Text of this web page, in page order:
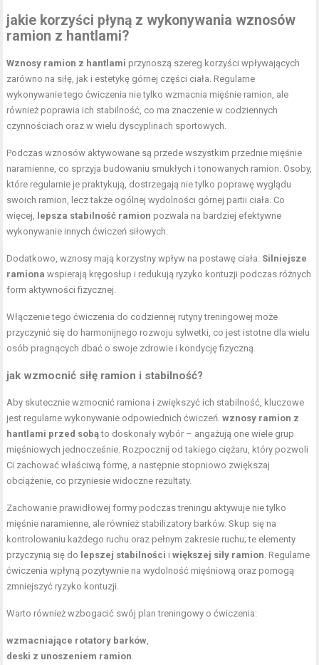
jakie korzyści płyną z wykonywania wznosów
ramion z hantlami?
Wznosy ramion z hantlami przynoszą szereg korzyści wpływających
zarówno na siłę, jak i estetykę górnej części ciała. Regularne
wykonywanie tego ćwiczenia nie tylko wzmacnia mięśnie ramion, ale
również poprawia ich stabilność, co ma znaczenie w codziennych
czynnościach oraz w wielu dyscyplinach sportowych.
Podczas wznosów aktywowane są przede wszystkim przednie mięśnie
naramienne, co sprzyja budowaniu smukłych i tonowanych ramion. Osoby,
które regularnie je praktykują, dostrzegają nie tylko poprawę wyglądu
swoich ramion, lecz także ogólnej wydolności górnej partii ciała. Co
więcej, lepsza stabilność ramion pozwala na bardziej efektywne
wykonywanie innych ćwiczeń siłowych.
Dodatkowo, wznosy mają korzystny wpływ na postawę ciała. Silniejsze
ramiona wspierają kręgosłup i redukują ryzyko kontuzji podczas różnych
form aktywności fizycznej.
Włączenie tego ćwiczenia do codziennej rutyny treningowej może
przyczynić się do harmonijnego rozwoju sylwetki, co jest istotne dla wielu
osób pragnących dbać o swoje zdrowie i kondycję fizyczną.
jak wzmocnić siłę ramion i stabilność?
Aby skutecznie wzmocnić ramiona i zwiększyć ich stabilność, kluczowe
jest regularne wykonywanie odpowiednich ćwiczeń.wznosy ramion z
hantlami przed sobąto doskonały wybór – angażują one wiele grup
mięśniowych jednocześnie. Rozpocznij od takiego ciężaru, który pozwoli
Ci zachować właściwą formę, a następnie stopniowo zwiększaj
obciążenie, co przyniesie widoczne rezultaty.
Zachowanie prawidłowej formy podczas treningu aktywuje nie tylko
mięśnie naramienne, ale również stabilizatory barków. Skup się na
kontrolowaniu każdego ruchu oraz pełnym zakresie ruchu; te elementy
przyczynią się do lepszej stabilności iwiększej siły ramion. Regularne
ćwiczenia wpłyną pozytywnie na wydolność mięśniową oraz pomogą
zmniejszyć ryzyko kontuzji.
Warto również wzbogacić swój plan treningowy o ćwiczenia:
wzmacniające rotatory barków,
deski z unoszeniem ramion.